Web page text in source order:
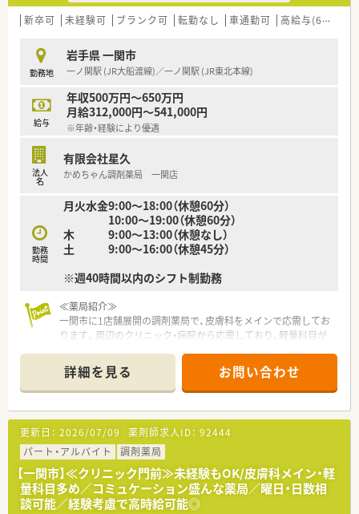
新卒可 未経験可 ブランク可 転勤なし 車通勤可 高給与(600万円以上)
勤務地
岩手県 一関市
一ノ関駅 (JR大船渡線)／一ノ関駅 (JR東北本線)
給与
年収500万円～650万円
月給312,000円～541,000円
※年齢・経験により優遇
法人
名
有限会社星久
かめちゃん調剤薬局 一関店
勤務
時間
月火水金9:00～18:00（休憩60分）
10:00～19:00（休憩60分）
木 9:00～13:00（休憩なし）
土 9:00～16:00（休憩45分）
※週40時間以内のシフト制勤務
≪薬局紹介≫
一関市に1店舗展開の調剤薬局で、皮膚科をメインで応需してお
ります。周辺のクリニック・病院から応需しており、軽量科目が
また、社長はもともと病院にお勤めでしたので、臨床での経験も
あり、勉強させていただける環境です。
≪コミュケーション盛んな薬局♪≫
ベテランの薬剤師さんが多く、頼れる環境です。
就業中はしっかり仕事をこなし、オフタイムでは、和気あいあい
としている雰囲気です。不安なことや分からないことがあれば、
聞きやすく、教えてもらえる環境のため、未経験の方・経験が浅く
これからスキルを磨いていきたい方・ブランクある方など、幅広
い年代の方を歓迎いたします！
詳細を見る お問い合わせ
更新日： 2026/07/09 薬剤師求人ID： 92444
パート・アルバイト
調剤薬局
【一関市】≪クリニック門前≫未経験もOK/皮膚科メイン・軽
量科目多め／コミュケーション盛んな薬局／曜日・日数相
談可能／経験考慮で高時給可能◎